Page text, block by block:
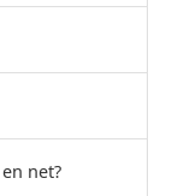
net?